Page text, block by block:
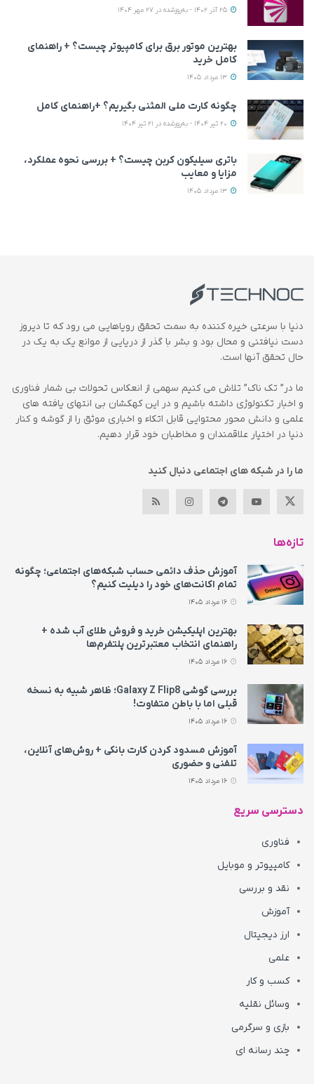
بهترین موتور برق برای کامپیوتر چیست؟ + راهنمای
کامل خرید
چگونه کارت ملی المثنی بگیریم؟ +راهنمای کامل
باتری سیلیکون کربن چیست؟ + بررسی نحوه عملکرد،
مزایا و معایب
دنیا با سرعتی خیره کننده به سمت تحقق رویاهایی می رود که تا دیروز
دست نیافتنی و محال بود و بشر با گذر از دریایی از موانع یک به یک در
حال تحقق آنها است.
ما در” تک ناک” تلاش می کنیم سهمی از انعکاس تحولات بی شمار فناوری
و اخبار تکنولوژی داشته باشیم و در این کهکشان بی انتهای یافته های
علمی و دانش محور محتوایی قابل اتکاء و اخباری موثق را از گوشه و کنار
دنیا در اختیار علاقمندان و مخاطبان خود قرار دهیم.
ما را در شبکه های اجتماعی دنبال کنید
تازه‌ها
آموزش حذف دائمی حساب شبکه‌های اجتماعی؛ چگونه
تمام اکانت‌های خود را دیلیت کنیم؟
بهترین اپلیکیشن خرید و فروش طلای آب شده +
راهنمای انتخاب معتبرترین پلتفرم‌ها
بررسی گوشی Galaxy Z Flip8؛ ظاهر شبیه به نسخه
قبلی اما با باطن متفاوت!
آموزش مسدود کردن کارت بانکی + روش‌های آنلاین،
تلفنی و حضوری
دسترسی سریع
فناوری
کامپیوتر و موبایل
نقد و بررسی
آموزش
ارز دیجیتال
علمی
کسب و کار
وسائل نقلیه
بازی و سرگرمی
چند رسانه ای